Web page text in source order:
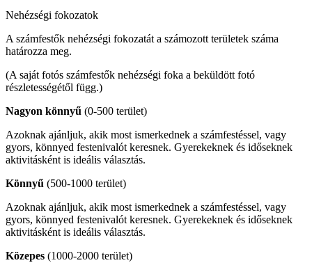
Nehézségi fokozatok
A számfestők nehézségi fokozatát a számozott területek száma
határozza meg.
(A saját fotós számfestők nehézségi foka a beküldött fotó
részletességétől függ.)
Nagyon könnyű (0-500 terület)
Azoknak ajánljuk, akik most ismerkednek a számfestéssel, vagy
gyors, könnyed festenivalót keresnek. Gyerekeknek és időseknek
aktivitásként is ideális választás.
Könnyű (500-1000 terület)
Azoknak ajánljuk, akik most ismerkednek a számfestéssel, vagy
gyors, könnyed festenivalót keresnek. Gyerekeknek és időseknek
aktivitásként is ideális választás.
Közepes (1000-2000 terület)